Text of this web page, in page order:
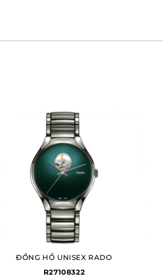
ĐỒNG HỒ UNISEX RADO
R27108322